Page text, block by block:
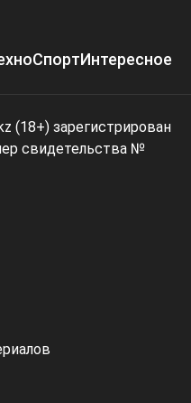
СпортИнтересное
(18+) зарегистрирован
свидетельства №